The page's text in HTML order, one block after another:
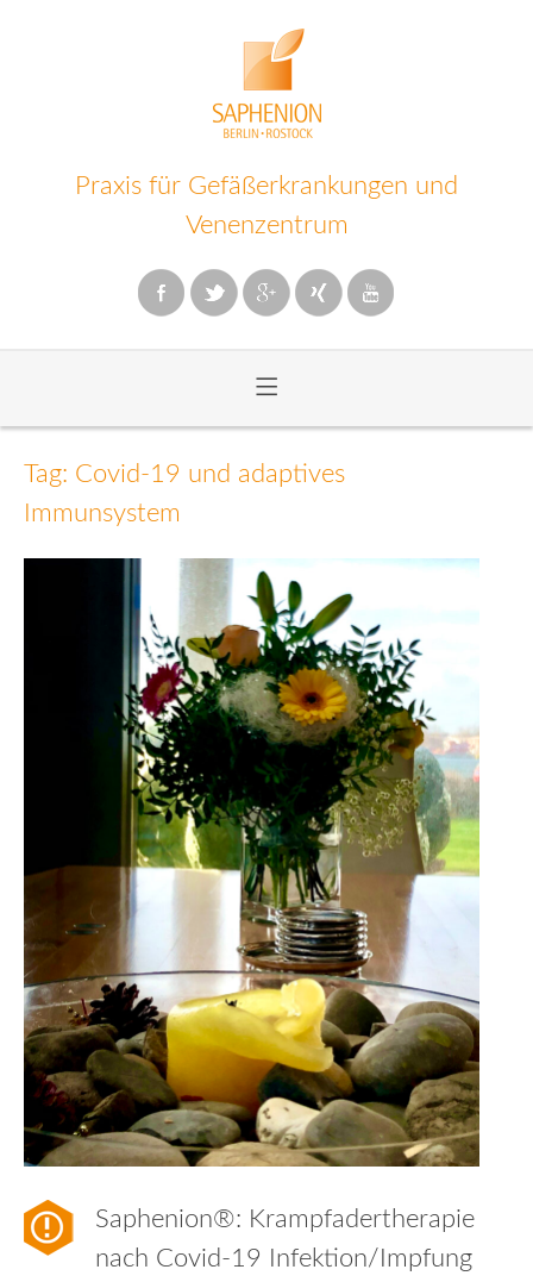
Praxis für Gefäßerkrankungen und
Venenzentrum
≡
Inhalt
Tag: Covid-19 und adaptives
Immunsystem
Saphenion®: Krampfadertherapie
nach Covid-19 Infektion/Impfung